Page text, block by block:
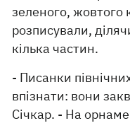
зеленого, жовтого
розписували,
кілька частин.
- Писанки
впізнати: вони
Січкар. - На